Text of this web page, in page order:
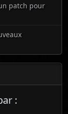
patch pour
: